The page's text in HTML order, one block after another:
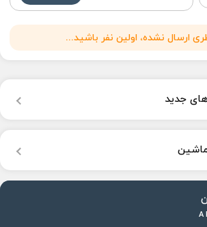
ارسال نشده، اولین نفر باشید...
جدید